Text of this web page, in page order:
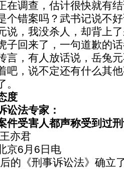
在调查，估计很快就有
个错案吗？武书记说不
，我没杀人，却背上了
子回来了，一句道歉的
，有人放话说，岳兔元
吧，说不定还有什么其
。
度
法专家：
受害人都声称受到过刑
亦君
6月6日电
《刑事诉讼法》确立